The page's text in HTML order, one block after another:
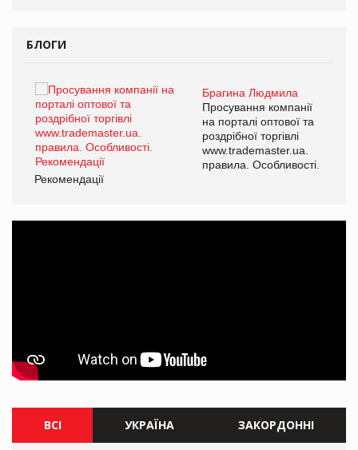
БЛОГИ
Брагина Людмила
Просування компанії
на порталі оптової та
роздрібної торгівлі
www.trademaster.ua.
правила. Особливості.
Рекомендації
ВСІ УКРАЇНА ЗАКОРДОННІ